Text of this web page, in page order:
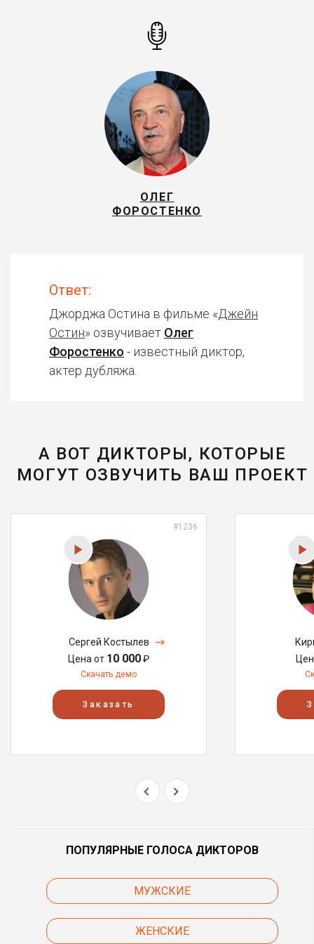
ОЛЕГ
ФОРОСТЕНКО
Ответ:
Джорджа Остина в фильме «Джейн
Остин» озвучивает Олег
Форостенко - известный диктор,
актер дубляжа.
А ВОТ ДИКТОРЫ, КОТОРЫЕ
МОГУТ ОЗВУЧИТЬ ВАШ ПРОЕКТ
#1236
Сергей Костылев
Цена от 10 000₽
Скачать демо
Заказать
ПОПУЛЯРНЫЕ ГОЛОСА ДИКТОРОВ
МУЖСКИЕ
ЖЕНСКИЕ